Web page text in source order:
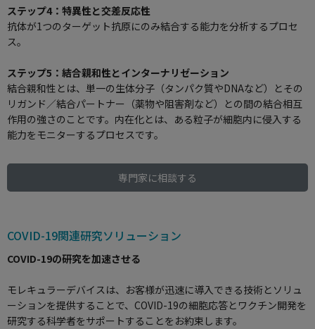
ステップ4：特異性と交差反応性
抗体が1つのターゲット抗原にのみ結合する能力を分析するプロセ
ス。
ステップ5：結合親和性とインターナリゼーション
結合親和性とは、単一の生体分子（タンパク質やDNAなど）とその
リガンド／結合パートナー（薬物や阻害剤など）との間の結合相互
作用の強さのことです。内在化とは、ある粒子が細胞内に侵入する
能力をモニターするプロセスです。
専門家に相談する
COVID-19関連研究ソリューション
COVID-19の研究を加速させる
モレキュラーデバイスは、お客様が迅速に導入できる技術とソリュ
ーションを提供することで、COVID-19の細胞応答とワクチン開発を
研究する科学者をサポートすることをお約束します。